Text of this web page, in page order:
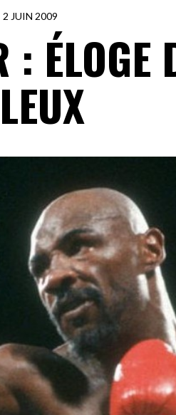
2 JUIN 2009
ÉLOGE